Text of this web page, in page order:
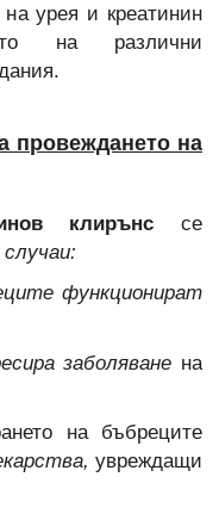
урея и креатинин
на различни
провеждането на
клирънс се
функционират
заболяване на
на бъбреците
увреждащи